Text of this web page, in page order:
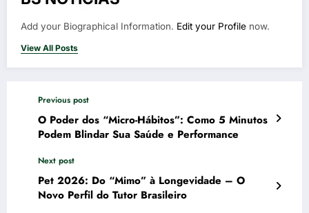
Add your Biographical Information. Edit your Profile now.
View All Posts
Previous post
O Poder dos “Micro-Hábitos”: Como 5 Minutos
Podem Blindar Sua Saúde e Performance
Next post
Pet 2026: Do “Mimo” à Longevidade – O
Novo Perfil do Tutor Brasileiro